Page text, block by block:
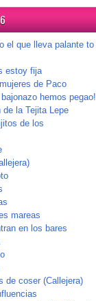
el que lleva palante to
estoy fija
de Paco
hemos pegao!
de la Tejita Lepe
de los
mareas
en los bares
de coser (Callejera)